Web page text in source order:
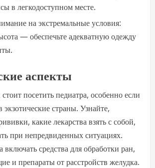
в легкодоступном месте.
на экстремальные условия:
— обеспечьте адекватную одежду
аспекты
посетить педиатра, особенно если
экзотические страны. Узнайте,
какие лекарства взять с собой,
при непредвиденных ситуациях.
средства для обработки ран,
и препараты от расстройств желудка.